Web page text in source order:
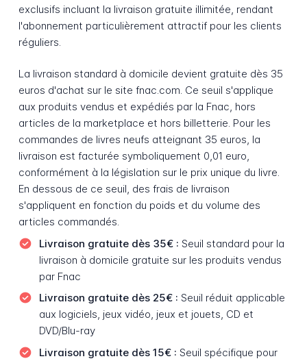
exclusifs incluant la livraison gratuite illimitée, rendant
l'abonnement particulièrement attractif pour les clients
réguliers.
La livraison standard à domicile devient gratuite dès 35
euros d'achat sur le site fnac.com. Ce seuil s'applique
aux produits vendus et expédiés par la Fnac, hors
articles de la marketplace et hors billetterie. Pour les
commandes de livres neufs atteignant 35 euros, la
livraison est facturée symboliquement 0,01 euro,
conformément à la législation sur le prix unique du livre.
En dessous de ce seuil, des frais de livraison
s'appliquent en fonction du poids et du volume des
articles commandés.
Livraison gratuite dès 35€ : Seuil standard pour la
livraison à domicile gratuite sur les produits vendus
par Fnac
Livraison gratuite dès 25€ : Seuil réduit applicable
aux logiciels, jeux vidéo, jeux et jouets, CD et
DVD/Blu-ray
Livraison gratuite dès 15€ : Seuil spécifique pour